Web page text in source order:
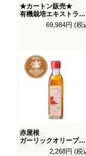
★カートン販売★
有機栽培エキストラバ
オリーブオイル ブレ
69,984円 (税
赤屋根
ガーリックオリーブオ
2,268円 (税